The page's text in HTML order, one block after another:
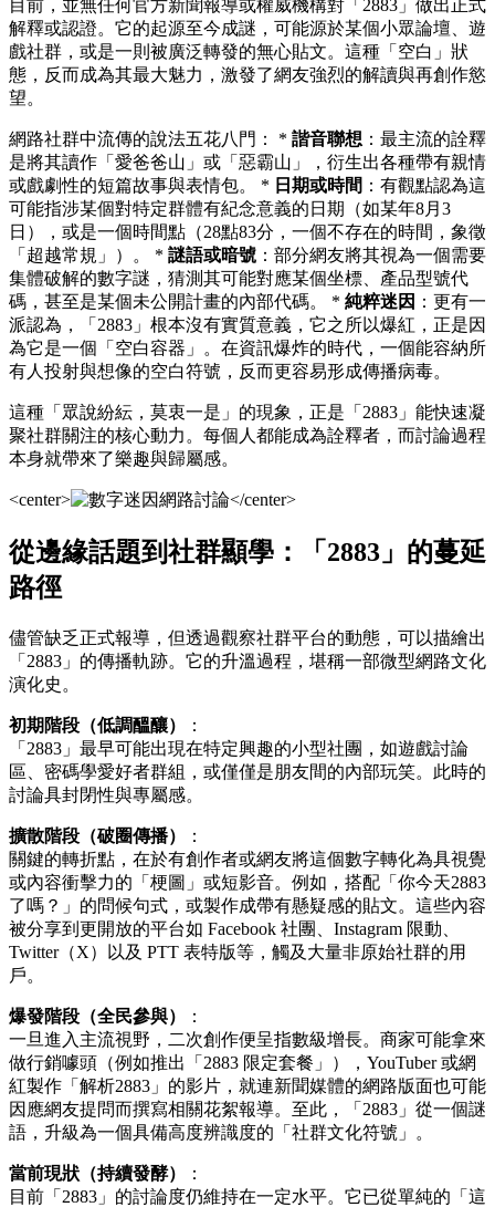
目前，並無任何官方新聞報導或權威機構對「2883」做出正式
解釋或認證。它的起源至今成謎，可能源於某個小眾論壇、遊
戲社群，或是一則被廣泛轉發的無心貼文。這種「空白」狀
態，反而成為其最大魅力，激發了網友強烈的解讀與再創作慾
望。
網路社群中流傳的說法五花八門： * 諧音聯想 ：最主流的詮釋
是將其讀作「愛爸爸山」或「惡霸山」，衍生出各種帶有親情
或戲劇性的短篇故事與表情包。 * 日期或時間 ：有觀點認為這
可能指涉某個對特定群體有紀念意義的日期（如某年8月3
日），或是一個時間點（28點83分，一個不存在的時間，象徵
「超越常規」）。 * 謎語或暗號 ：部分網友將其視為一個需要
集體破解的數字謎，猜測其可能對應某個坐標、產品型號代
碼，甚至是某個未公開計畫的內部代碼。 * 純粹迷因 ：更有一
派認為，「2883」根本沒有實質意義，它之所以爆紅，正是因
為它是一個「空白容器」。在資訊爆炸的時代，一個能容納所
有人投射與想像的空白符號，反而更容易形成傳播病毒。
這種「眾說紛紜，莫衷一是」的現象，正是「2883」能快速凝
聚社群關注的核心動力。每個人都能成為詮釋者，而討論過程
本身就帶來了樂趣與歸屬感。
<center> </center>
從邊緣話題到社群顯學：「2883」的蔓延
路徑
儘管缺乏正式報導，但透過觀察社群平台的動態，可以描繪出
「2883」的傳播軌跡。它的升溫過程，堪稱一部微型網路文化
演化史。
初期階段（低調醞釀）
：
「2883」最早可能出現在特定興趣的小型社團，如遊戲討論
區、密碼學愛好者群組，或僅僅是朋友間的內部玩笑。此時的
討論具封閉性與專屬感。
擴散階段（破圈傳播）
：
關鍵的轉折點，在於有創作者或網友將這個數字轉化為具視覺
或內容衝擊力的「梗圖」或短影音。例如，搭配「你今天2883
了嗎？」的問候句式，或製作成帶有懸疑感的貼文。這些內容
被分享到更開放的平台如 Facebook 社團、Instagram 限動、
Twitter（X）以及 PTT 表特版等，觸及大量非原始社群的用
戶。
爆發階段（全民參與）
：
一旦進入主流視野，二次創作便呈指數級增長。商家可能拿來
做行銷噱頭（例如推出「2883 限定套餐」），YouTuber 或網
紅製作「解析2883」的影片，就連新聞媒體的網路版面也可能
因應網友提問而撰寫相關花絮報導。至此，「2883」從一個謎
語，升級為一個具備高度辨識度的「社群文化符號」。
當前現狀（持續發酵）
：
目前「2883」的討論度仍維持在一定水平。它已從單純的「這